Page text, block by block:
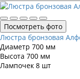
Посмотреть фото
Люстра бронзовая
Диаметр 700 мм
Высота 700 мм
Лампочек 8 шт